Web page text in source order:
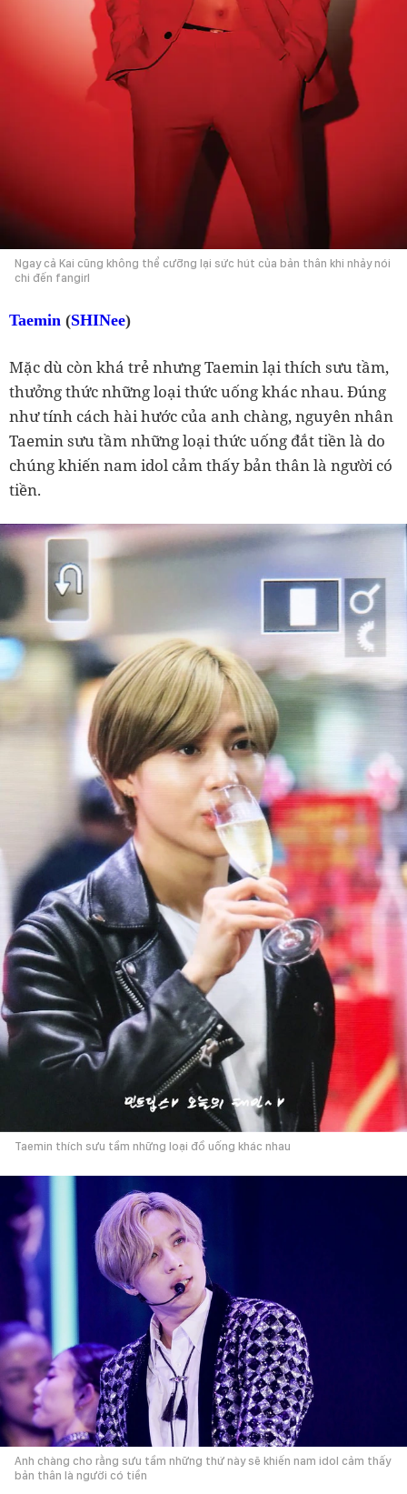
Ngay cả Kai cũng không thể cưỡng lại sức hút của bản thân khi nhảy nói
chi đến fangirl
Taemin (SHINee)
Mặc dù còn khá trẻ nhưng Taemin lại thích sưu tầm,
thưởng thức những loại thức uống khác nhau. Đúng
như tính cách hài hước của anh chàng, nguyên nhân
Taemin sưu tầm những loại thức uống đắt tiền là do
chúng khiến nam idol cảm thấy bản thân là người có
tiền.
Taemin thích sưu tầm những loại đồ uống khác nhau
Anh chàng cho rằng sưu tầm những thứ này sẽ khiến nam idol cảm thấy
bản thân là người có tiền